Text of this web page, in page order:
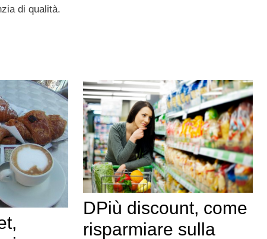
di qualità.
DPiù discount, come
risparmiare sulla